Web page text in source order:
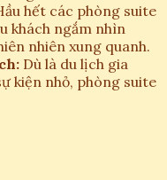
hết các phòng suite
khách ngắm nhìn
nhiên xung quanh.
Dù là du lịch gia
kiện nhỏ, phòng suite